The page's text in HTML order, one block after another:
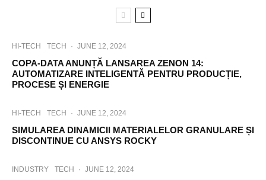
HI-TECH TECH · JUNE 12, 2024
COPA-DATA ANUNȚĂ LANSAREA ZENON 14:
AUTOMATIZARE INTELIGENTĂ PENTRU PRODUCȚIE,
PROCESE ȘI ENERGIE
HI-TECH TECH · JUNE 12, 2024
SIMULAREA DINAMICII MATERIALELOR GRANULARE ȘI
DISCONTINUE CU ANSYS ROCKY
INDUSTRY TECH · JUNE 12, 2024